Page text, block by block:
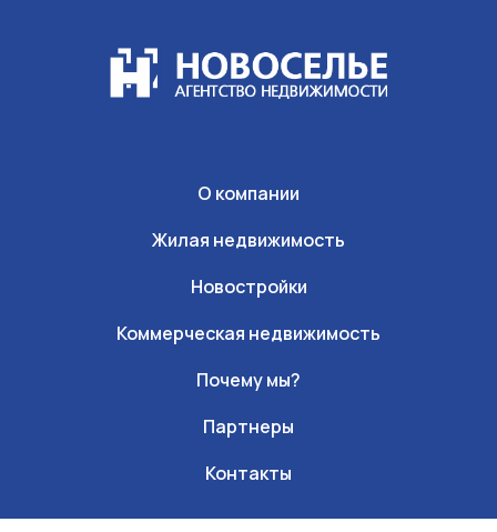
О компании
Жилая недвижимость
Новостройки
Коммерческая недвижимость
Почему мы?
Партнеры
Контакты